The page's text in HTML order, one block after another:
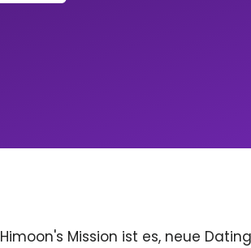
Himoon's Mission ist es, neue